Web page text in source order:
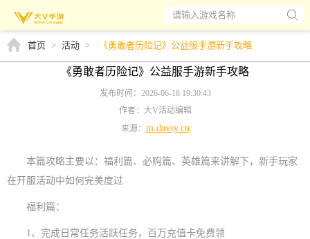
请输入游戏名称
首页 > 活动 > 《勇敢者历险记》公益服手游新手攻略
《勇敢者历险记》公益服手游新手攻略
发布时间：2026-06-18 19:30:43
作者：大V活动编辑
来源： m.davsy.cn
本篇攻略主要以：福利篇、必购篇、英雄篇来讲解下，新手玩家
在开服活动中如何完美度过
福利篇：
1、完成日常任务活跃任务，百万充值卡免费领